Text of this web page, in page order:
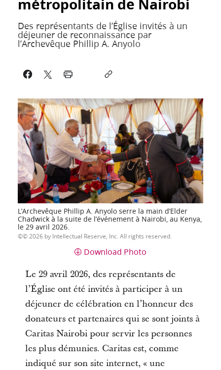
métropolitain de Nairobi
Des représentants de l’Église invités à un
déjeuner de reconnaissance par
l’Archevêque Phillip A. Anyolo
L’Archevêque Phillip A. Anyolo serre la main d’Elder
Chadwick à la suite de l’événement à Nairobi, au Kenya,
le 29 avril 2026.
© 2026 by Intellectual Reserve, Inc. All rights reserved.
Download Photo
Le 29 avril 2026, des représentants de
l’Église ont été invités à participer à un
déjeuner de célébration en l’honneur des
donateurs et partenaires qui se sont joints à
Caritas Nairobi pour servir les personnes
les plus démunies. Caritas est, comme
indiqué sur son site internet, « une